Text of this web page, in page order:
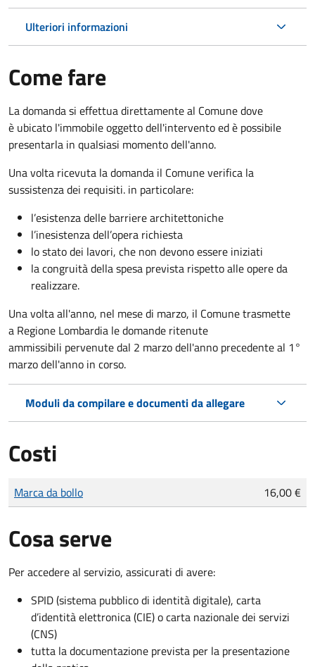
Ulteriori informazioni
Come fare
La domanda si effettua direttamente al Comune dove
è ubicato l'immobile oggetto dell'intervento ed è possibile
presentarla in qualsiasi momento dell'anno.
Una volta ricevuta la domanda il Comune verifica la
sussistenza dei requisiti. in particolare:
l’esistenza delle barriere architettoniche
l’inesistenza dell’opera richiesta
lo stato dei lavori, che non devono essere iniziati
la congruità della spesa prevista rispetto alle opere da
realizzare.
Una volta all'anno, nel mese di marzo, il Comune trasmette
a Regione Lombardia le domande ritenute
ammissibili pervenute dal 2 marzo dell'anno precedente al 1°
marzo dell'anno in corso.
Moduli da compilare e documenti da allegare
Costi
Tipo di pagamento
Importo
Marca da bollo 16,00 €
Cosa serve
Per accedere al servizio, assicurati di avere:
SPID (sistema pubblico di identità digitale), carta
d’identità elettronica (CIE) o carta nazionale dei servizi
(CNS)
tutta la documentazione prevista per la presentazione